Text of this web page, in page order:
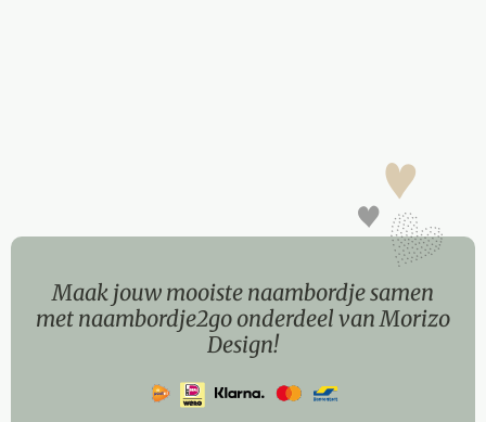
Maak jouw mooiste naambordje samen
met naambordje2go onderdeel van Morizo
Design!